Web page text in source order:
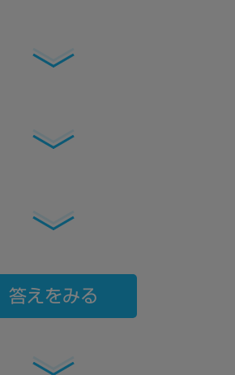
答えをみる